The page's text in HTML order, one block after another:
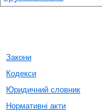
Закони
Кодекси
Юридичний словник
Нормативні акти